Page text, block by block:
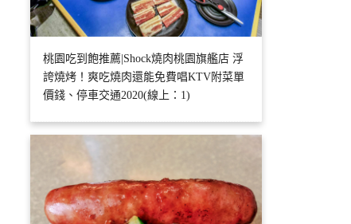
桃園吃到飽推薦|Shock燒肉桃園旗艦店 浮
誇燒烤！爽吃燒肉還能免費唱KTV附菜單
價錢、停車交通2020(線上：1)